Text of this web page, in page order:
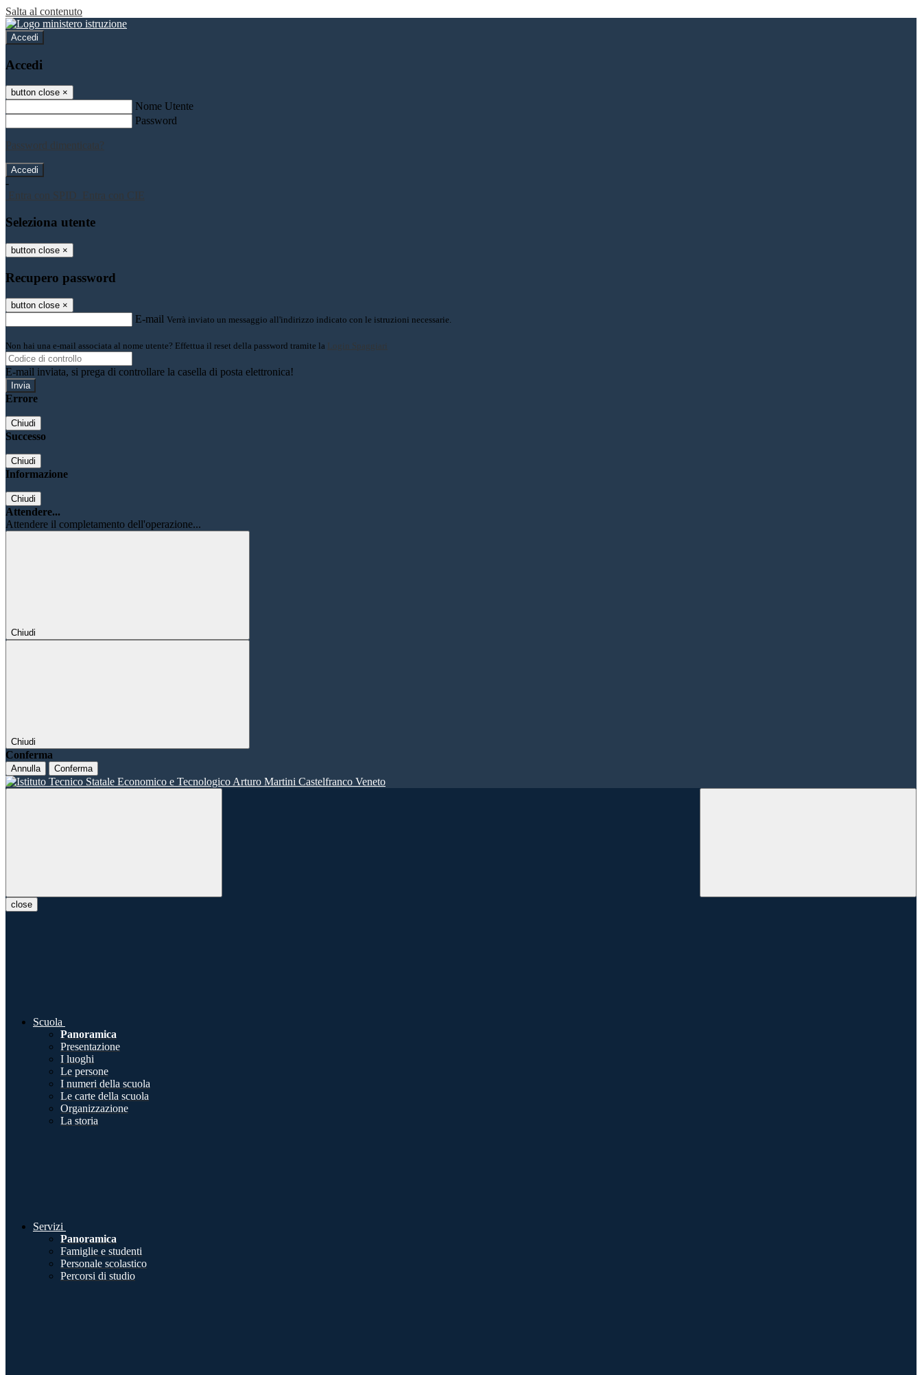
Salta al contenuto
Accedi
Accedi
button close ×
Nome Utente
Password
Password dimenticata?
-
Entra con SPID
Entra con CIE
Seleziona utente
button close ×
Recupero password
button close ×
E-mail Verrà inviato un messaggio all'indirizzo indicato con le istruzioni necessarie.
Non hai una e-mail associata al nome utente? Effettua il reset della password tramite la Login Spaggiari
E-mail inviata, si prega di controllare la casella di posta elettronica!
Errore
Chiudi
Successo
Chiudi
Informazione
Chiudi
Attendere...
Attendere il completamento dell'operazione...
Chiudi
Chiudi
Conferma
Annulla Conferma
close
Scuola
Panoramica
Presentazione
I luoghi
Le persone
I numeri della scuola
Le carte della scuola
Organizzazione
La storia
Servizi
Panoramica
Famiglie e studenti
Personale scolastico
Percorsi di studio